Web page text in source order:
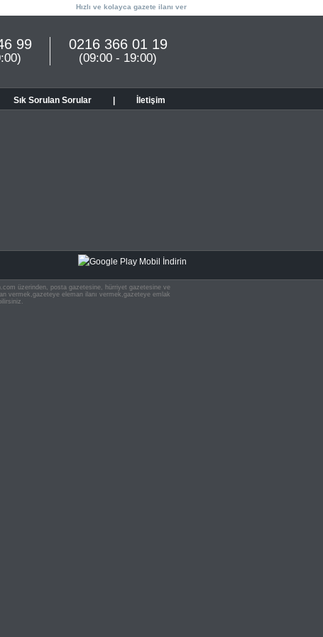
Hızlı ve kolayca gazete ilanı ver
0216 366 01 19
(09:00 - 19:00)
99
Sık Sorulan Sorular İletişim
üzerinden, posta gazetesine, hürriyet gazetesine ve
vermek,gazeteye eleman ilanı vermek,gazeteye emlak